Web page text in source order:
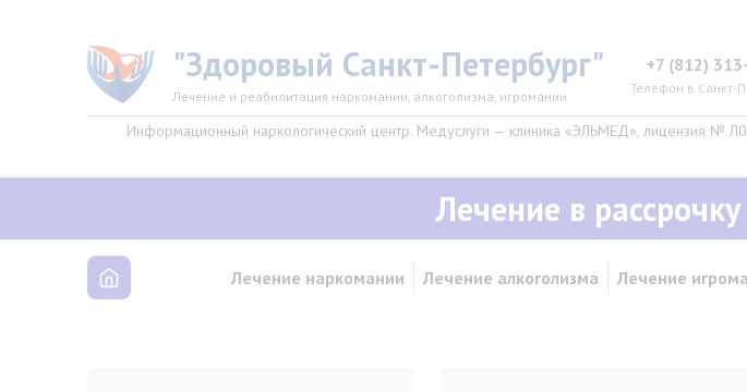
"Здоровый Санкт-Петербург"
Лечение и реабилитация наркомании, алкоголизма, игромании
+7 (812)
Телефон в Санкт-
Информационный наркологический центр. Медуслуги — клиника «ЭЛЬМЕД», лицензия №
Лечение в
Лечение наркомании Лечение алкоголизма Лечение